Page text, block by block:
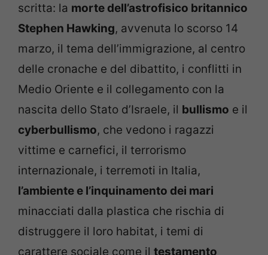
scritta: la morte dell’astrofisico britannico
Stephen Hawking, avvenuta lo scorso 14
marzo, il tema dell’immigrazione, al centro
delle cronache e del dibattito, i conflitti in
Medio Oriente e il collegamento con la
nascita dello Stato d’Israele, il bullismo e il
cyberbullismo, che vedono i ragazzi
vittime e carnefici, il terrorismo
internazionale, i terremoti in Italia,
l’ambiente e l’inquinamento dei mari
minacciati dalla plastica che rischia di
distruggere il loro habitat, i temi di
carattere sociale come il testamento